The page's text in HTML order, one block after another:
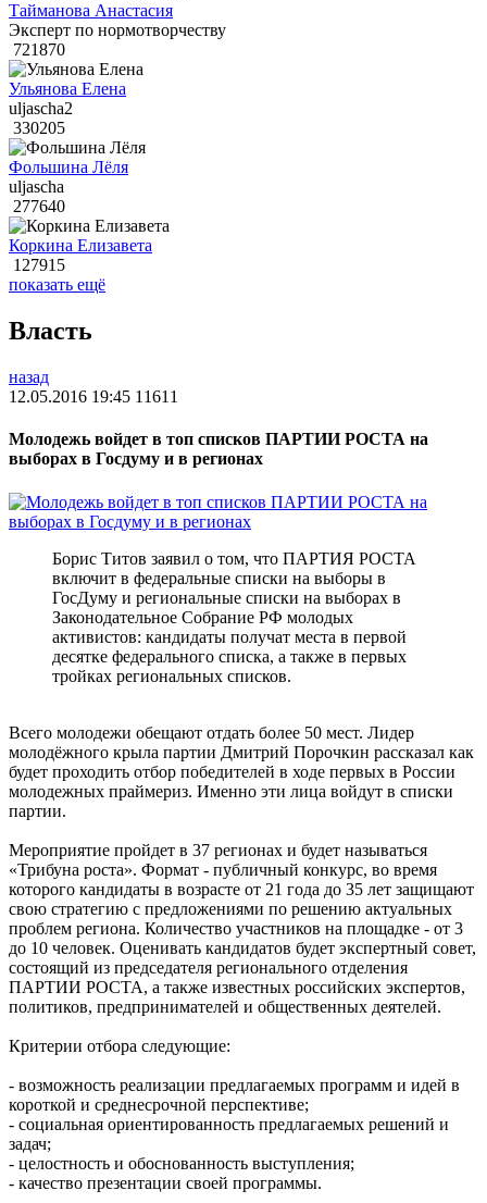
Тайманова Анастасия
Эксперт по нормотворчеству
721870
Ульянова Елена
uljascha2
330205
Фольшина Лёля
uljascha
277640
Коркина Елизавета
127915
показать ещё
Власть
назад
12.05.2016 19:45 11611
Молодежь войдет в топ списков ПАРТИИ РОСТА на
выборах в Госдуму и в регионах
Борис Титов заявил о том, что ПАРТИЯ РОСТА
включит в федеральные списки на выборы в
ГосДуму и региональные списки на выборах в
Законодательное Собрание РФ молодых
активистов: кандидаты получат места в первой
десятке федерального списка, а также в первых
тройках региональных списков.
Всего молодежи обещают отдать более 50 мест. Лидер
молодёжного крыла партии Дмитрий Порочкин рассказал как
будет проходить отбор победителей в ходе первых в России
молодежных праймериз. Именно эти лица войдут в списки
партии.
Мероприятие пройдет в 37 регионах и будет называться
«Трибуна роста». Формат - публичный конкурс, во время
которого кандидаты в возрасте от 21 года до 35 лет защищают
свою стратегию с предложениями по решению актуальных
проблем региона. Количество участников на площадке - от 3
до 10 человек. Оценивать кандидатов будет экспертный совет,
состоящий из председателя регионального отделения
ПАРТИИ РОСТА, а также известных российских экспертов,
политиков, предпринимателей и общественных деятелей.
Критерии отбора следующие:
- возможность реализации предлагаемых программ и идей в
короткой и среднесрочной перспективе;
- социальная ориентированность предлагаемых решений и
задач;
- целостность и обоснованность выступления;
- качество презентации своей программы.